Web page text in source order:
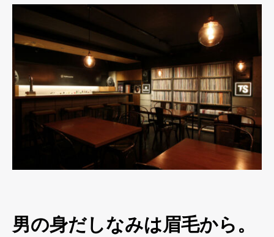
男の身だしなみは眉毛から。